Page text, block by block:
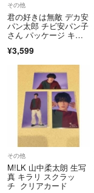
その他
君の好きは無敵 デカ安
パン太郎 チビ安パン子
さん パッケージ キー
¥3,599
その他
M!LK 山中柔太朗 生写
真 キラリ スクラッ
チ クリアカード